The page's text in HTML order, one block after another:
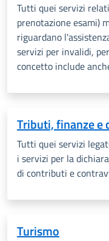
Tutti quei servizi
prenotazione esami)
riguardano
servizi per invalidi,
concetto include
Tributi, finanze e
Tutti quei servizi
i servizi per la
di contributi e
Turismo